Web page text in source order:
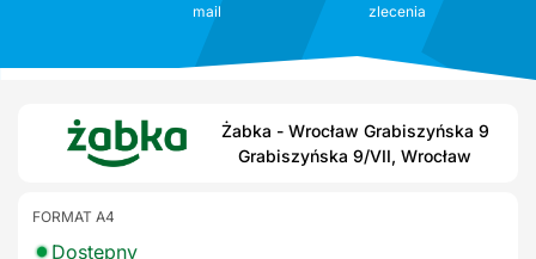
mail
zlecenia
Żabka - Wrocław Grabiszyńska 9
Grabiszyńska 9/VII, Wrocław
FORMAT A4
Dostępny